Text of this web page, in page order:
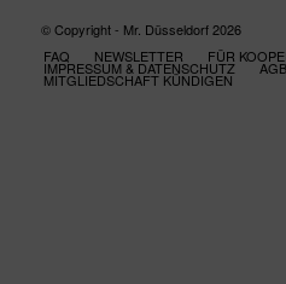
© Copyright - Mr. Düsseldorf 2026
FAQ
NEWSLETTER FÜR
IMPRESSUM & DATENSCHUTZ AGB
MITGLIEDSCHAFT KÜNDIGEN